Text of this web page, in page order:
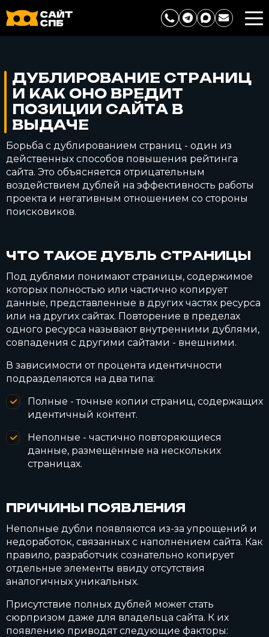
ДУБЛИРОВАНИЕ СТРАНИЦ
И КАК ОНО ВРЕДИТ
ПОЗИЦИИ САЙТА В
ВЫДАЧЕ
Борьба с дублированием страниц - один из
действенных способов повышения рейтинга
сайта. Это объясняется отрицательным
воздействием дублей на эффективность работы
проекта и негативным отношением со стороны
поисковиков.
ЧТО ТАКОЕ ДУБЛЬ СТРАНИЦЫ
Под дублями понимают страницы, содержимое
которых полностью или частично копирует
данные, представленные в других частях ресурса
или на других сайтах. Повторение в пределах
одного ресурса называют внутренними дублями,
совпадения с другими сайтами - внешними.
В зависимости от процента идентичности
подразделяются на два типа:
Полные - точные копии страниц, содержащих
идентичный контент.
Неполные - частично повторяющиеся
данные, размещённые на нескольких
страницах.
ПРИЧИНЫ ПОЯВЛЕНИЯ
Неполные дубли появляются из-за упрощений и
недоработок, связанных с наполнением сайта. Как
правило, разработчик сознательно копирует
отдельные элементы ввиду отсутствия
аналогичных уникальных.
Присутствие полных дублей может стать
сюрпризом даже для владельца сайта. К их
появлению приводят следующие факторы: